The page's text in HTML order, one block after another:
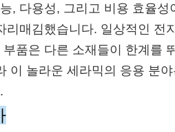
, 다용성, 그리고 비용 효율
리매김했습니다. 일상적인 전
품은 다른 소재들이 한계를
이 놀라운 세라믹의 응용 분